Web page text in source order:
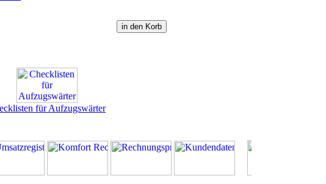
für Aufzugswärter